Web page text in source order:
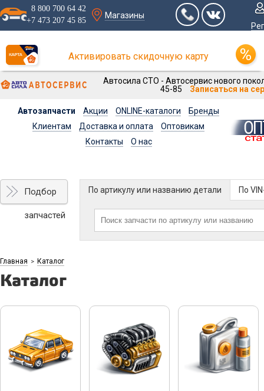
8 800 700 64 42
+7 473 207 45 85
Магазины
Активировать скидочную карту
Автосила СТО - Автосервис нового
45-85
Записаться на
Автозапчасти Акции ONLINE-каталоги
Бренды
Клиентам
Доставка и оплата
Оптовикам
Контакты
О нас
Подбор
запчастей
По артикулу или названию детали По
Главная > Каталог
Каталог